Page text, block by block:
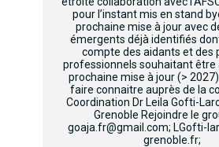
pour l’instant mis en stand
prochaine mise à jour avec
émergents déjà identifiés
compte des aidants et des
professionnels souhaitant être
prochaine mise à jour (>
faire connaitre auprès de la
Coordination Dr Leila Gofti-
Grenoble Rejoindre le
goaja.fr@gmail.com; LGofti-
grenoble.fr;